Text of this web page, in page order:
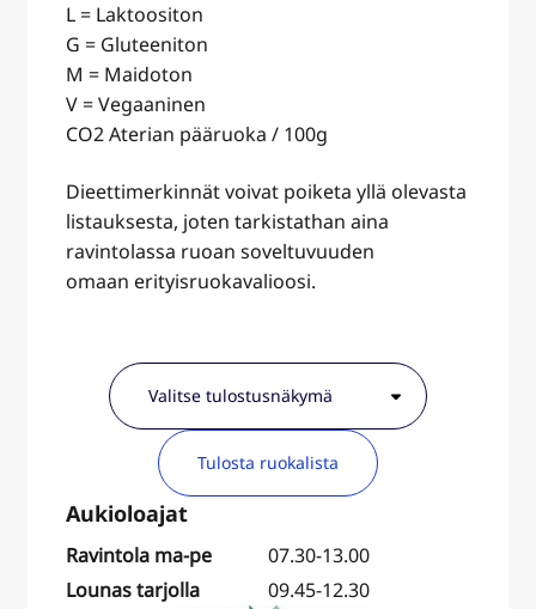
L = Laktoositon
G = Gluteeniton
M = Maidoton
V = Vegaaninen
CO2 Aterian pääruoka / 100g
Dieettimerkinnät voivat poiketa yllä olevasta
listauksesta, joten tarkistathan aina
ravintolassa ruoan soveltuvuuden
omaan erityisruokavalioosi.
Tulosta ruokalista
Ravintola ma-pe
07.30-13.00
Lounas tarjolla
09.45-12.30